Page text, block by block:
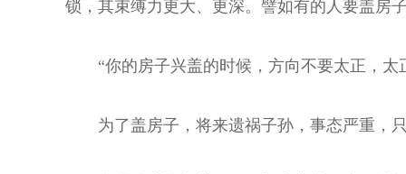
锁，其束缚力更大、更深。譬如有的人要盖房
“你的房子兴盖的时候，方向不要太正，
为了盖房子，将来遗祸子孙，事态严重，